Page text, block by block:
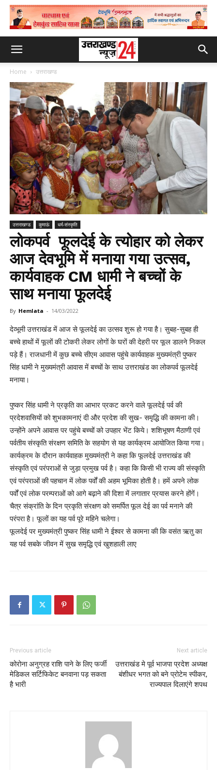
Home उत्तराखण्ड
उत्तराखण्ड कुमाऊं धर्म-संस्कृति
लोकपर्व फूलदेई के त्योहार को लेकर
आज देवभूमि में मनाया गया उत्सव,
कार्यवाहक CM धामी ने बच्चों के
साथ मनाया फूलदेई
By Hemlata - 14/03/2022
देव्भूमी उत्तराखंड में आज से फूलदेई का उत्सव शुरू हो गया है। सुबह-सुबह ही
बच्चे हाथों में फूलों की टोकरी लेकर लोगों के घरों की देहरी पर फूल डालने निकल
पड़े हैं। राजधानी में कुछ बच्चे सीएम आवास पहुंचे कार्यवाहक मुख्यमंत्री पुष्कर
सिंह धामी ने मुख्यमंत्री आवास में बच्चों के साथ उत्तराखंड का लोकपर्व फूलदेई
मनाया।
पुष्कर सिंह धामी ने प्रकृति का आभार प्रकट करने वाले फूलदेई पर्व की
प्रदेशवासियों को शुभकामनाएं दी और प्रदेश की सुख- समृद्धि की कामना की।
उन्होंने अपने आवास पर पहुंचे बच्चों को उपहार भेंट किये। शशिभूषण मैठाणी एवं
पर्वतीय संस्कृति संरक्षण समिति के सहयोग से यह कार्यक्रम आयोजित किया गया।
कार्यक्रम के दौरान कार्यवाहक मुख्यमंत्री ने कहा कि फूलदेई उत्तराखंड की
संस्कृति एवं परंपराओं से जुड़ा प्रमुख पर्व है। कहा कि किसी भी राज्य की संस्कृति
एवं परंपराओं की पहचान में लोक पर्वों की अहम भूमिका होती है। हमें अपने लोक
पर्वों एवं लोक परम्पराओं को आगे बढ़ाने की दिशा में लगातार प्रयास करने होंगें।
चैत्र संक्रांति के दिन प्रकृति संरक्षण को समर्पित फूल देई का पर्व मनाने की
परंपरा है। फूलों का यह पर्व पूरे महिने चलेगा।
फूलदेई पर मुख्यमंत्री पुष्कर सिंह धामी ने ईश्वर से कामना की कि वसंत ऋतु का
यह पर्व सबके जीवन में सुख समृद्धि एवं खुशहाली लाए
Previous article
कोरोना अनुग्रह राशि पाने के लिए फर्जी
मेडिकल सर्टिफिकेट बनवाना पड़ सकता
है भारी
Next article
उत्तराखंड मे पूर्व भाजपा प्रदेश अध्यक्ष
बंशीधर भगत को बने प्रोटेम स्पीकर,
राज्यपाल दिलाएंगे शपथ